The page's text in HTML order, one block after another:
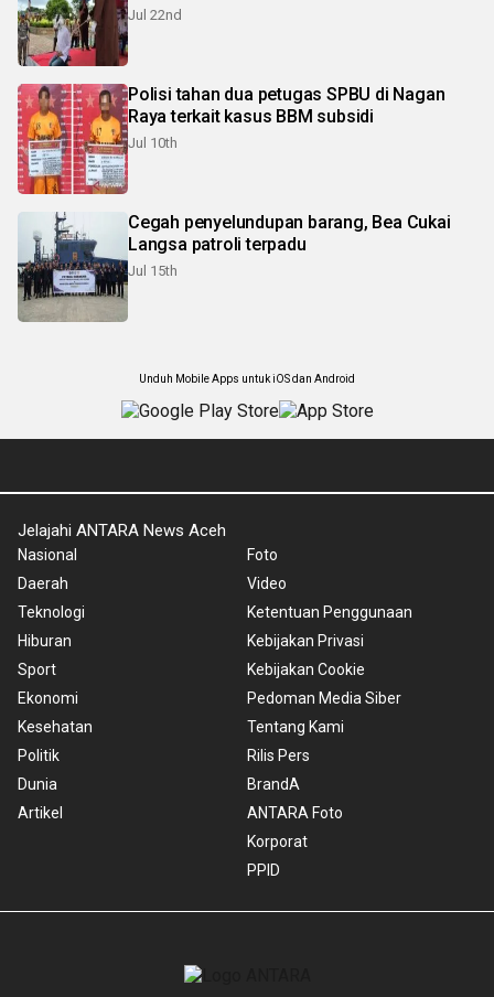
Jul 22nd
Polisi tahan dua petugas SPBU di Nagan
Raya terkait kasus BBM subsidi
Jul 10th
Cegah penyelundupan barang, Bea Cukai
Langsa patroli terpadu
Jul 15th
Unduh Mobile Apps untuk iOS dan Android
Jelajahi ANTARA News Aceh
Nasional
Daerah
Teknologi
Hiburan
Sport
Ekonomi
Kesehatan
Politik
Dunia
Artikel
Foto
Video
Ketentuan Penggunaan
Kebijakan Privasi
Kebijakan Cookie
Pedoman Media Siber
Tentang Kami
Rilis Pers
BrandA
ANTARA Foto
Korporat
PPID